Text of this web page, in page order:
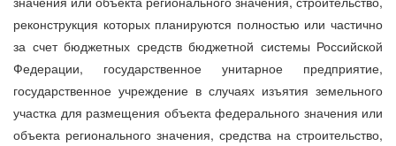
реконструкция которых планируются полностью или частично
за счет бюджетных средств бюджетной системы Российской
Федерации, государственное унитарное предприятие,
государственное учреждение в случаях изъятия земельного
участка для размещения объекта федерального значения или
объекта регионального значения, средства на строительство,